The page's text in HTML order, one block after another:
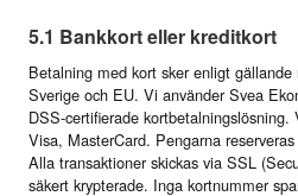
5.1 Bankkort eller kreditkort
Betalning med kort sker enligt
Sverige och EU. Vi använder Svea
DSS-certifierade
Visa, MasterCard. Pengarna
Alla transaktioner skickas via SSL
säkert krypterade. Inga kortnummer